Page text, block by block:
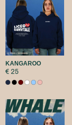
KANGAROO
€ 25